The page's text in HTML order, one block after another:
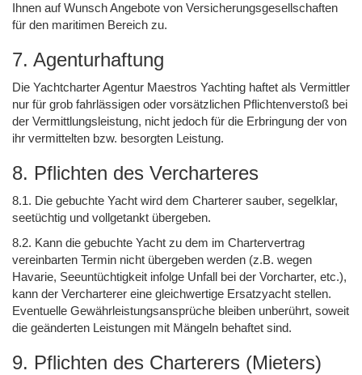
Ihnen auf Wunsch Angebote von Versicherungsgesellschaften
für den maritimen Bereich zu.
7. Agenturhaftung
Die Yachtcharter Agentur Maestros Yachting haftet als Vermittler
nur für grob fahrlässigen oder vorsätzlichen Pflichtenverstoß bei
der Vermittlungsleistung, nicht jedoch für die Erbringung der von
ihr vermittelten bzw. besorgten Leistung.
8. Pflichten des Vercharteres
8.1. Die gebuchte Yacht wird dem Charterer sauber, segelklar,
seetüchtig und vollgetankt übergeben.
8.2. Kann die gebuchte Yacht zu dem im Chartervertrag
vereinbarten Termin nicht übergeben werden (z.B. wegen
Havarie, Seeuntüchtigkeit infolge Unfall bei der Vorcharter, etc.),
kann der Vercharterer eine gleichwertige Ersatzyacht stellen.
Eventuelle Gewährleistungsansprüche bleiben unberührt, soweit
die geänderten Leistungen mit Mängeln behaftet sind.
9. Pflichten des Charterers (Mieters)